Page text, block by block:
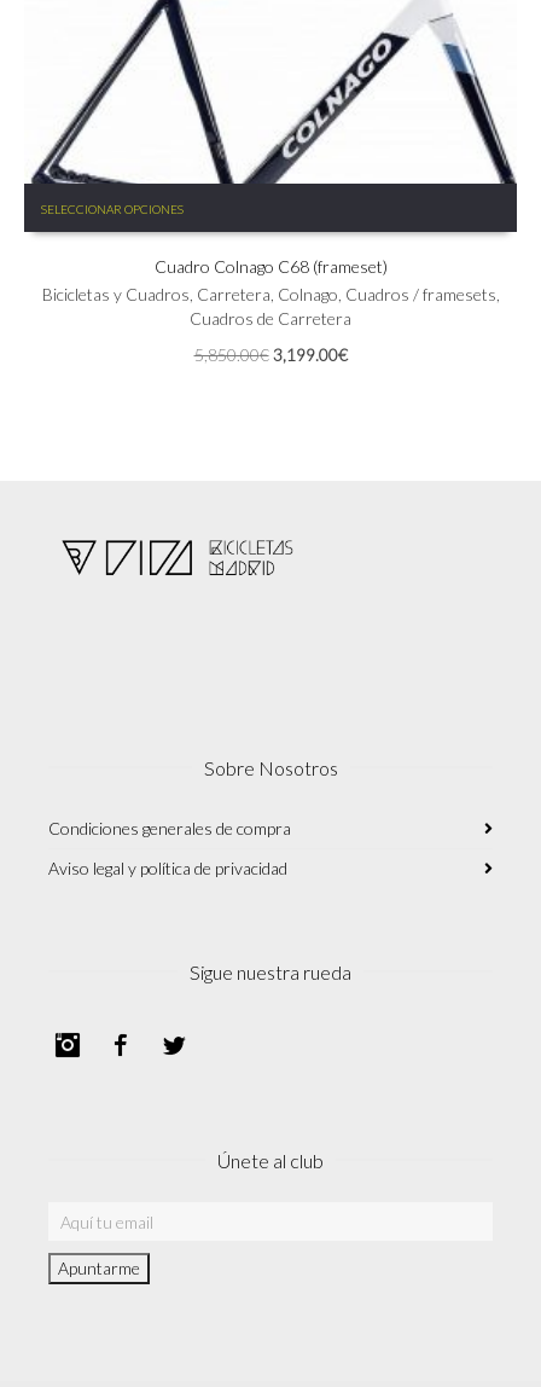
SELECCIONAR OPCIONES
producto
variantes.
Cuadro Colnago C68 (frameset)
Bicicletas y Cuadros Carretera Colnago Cuadros / framesets
Cuadros de Carretera
5,850.00€ El
3,199.00€El
Sobre Nosotros
Condiciones generales de compra
Aviso legal y política de privacidad
Sigue nuestra rueda
InstagramFacebook
Únete al club